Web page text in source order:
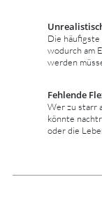
Die häufigste
wodurch am
werden
Fehlende
Wer zu starr
könnte
oder die